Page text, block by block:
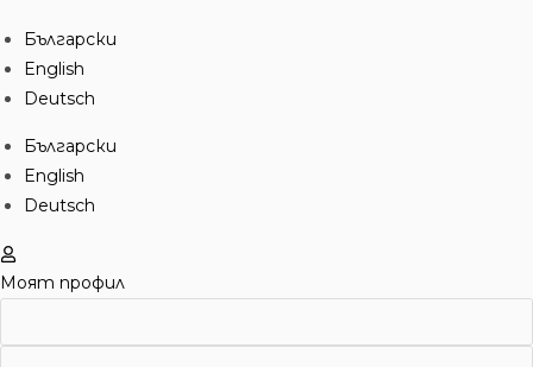
Български
English
Deutsch
Български
English
Deutsch
Моят профил